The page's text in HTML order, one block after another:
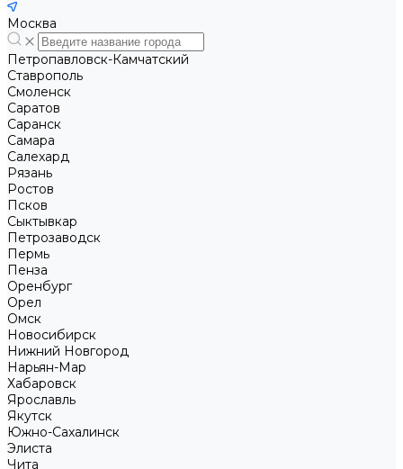
Москва
Петропавловск-Камчатский
Ставрополь
Смоленск
Саратов
Саранск
Самара
Салехард
Рязань
Ростов
Псков
Сыктывкар
Петрозаводск
Пермь
Пенза
Оренбург
Орел
Омск
Новосибирск
Нижний Новгород
Нарьян-Мар
Хабаровск
Ярославль
Якутск
Южно-Сахалинск
Элиста
Чита